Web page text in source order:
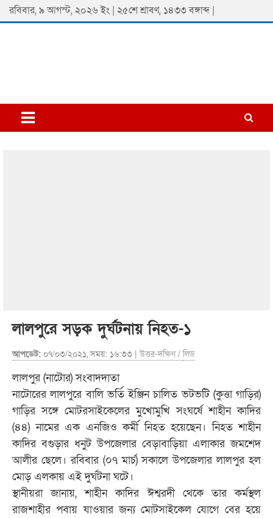
Skip
to
রবিবার, ৯ আগস্ট, ২০২৬ ইং | ২৫শে শ্রাবণ, ১৪৩৩ বঙ্গাব্দ |
Padmaprobaha
Online Newspaper Portal
লালপুরে সড়ক দুর্ঘটনায় নিহত-১
আপডেট: ০৭/০৩/২০২১, সময়: ১৬:৩৩ |উত্তর-দক্ষিণ/লিড
লালপুর (নাটোর) সংবাদদাতা
নাটোরের লালপুরে বালি ভর্তি ইঞ্জিন চালিত ভটভটি (কুত্তা গাড়ির)
গাড়ির সঙ্গে মোটরসাইকেলের মুখোমুখি সংঘর্ষে শাহীন কাদির
(৪৪) নামের এক এনজিও কর্মী নিহত হয়েছেন। নিহত শাহীন
কাদির বগুড়ার ধনুট উপজেলার বেড়াবাড়িয়া এলাকার জমশেদ
আলীর ছেলে। রবিবার (০৭ মার্চ) সকালে উপজেলার লালপুর হল
মোড় এলকায় এই দুর্ঘটনা ঘটে।
স্থানীয়রা জানায়, শাহীন কাদির ঈশ্বরদী থেকে তার কর্মস্থল
রাজশাহীর পবায় যাওয়ার জন্য মোটসাইকেল যোগে বের হয়ে